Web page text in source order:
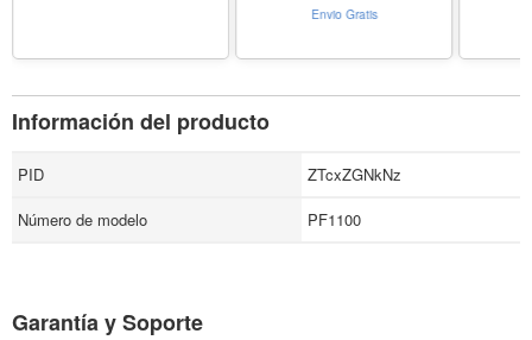
Envio Gratis
Información del producto
PID
ZTcxZGNkNz
Número de modelo
PF1100
Garantía y Soporte